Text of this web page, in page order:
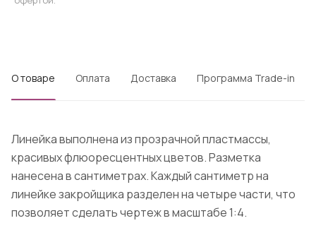
О товаре Оплата Доставка Программа Trade-in
Линейка выполнена из прозрачной пластмассы,
красивых флюоресцентных цветов. Разметка
нанесена в сантиметрах. Каждый сантиметр на
линейке закройщика разделен на четыре части, что
позволяет сделать чертеж в масштабе 1:4.